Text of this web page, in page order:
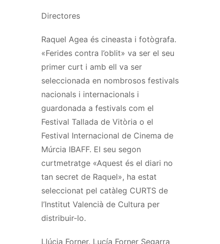
Directores
Raquel Agea és cineasta i fotògrafa.
«Ferides contra l’oblit» va ser el seu
primer curt i amb ell va ser
seleccionada en nombrosos festivals
nacionals i internacionals i
guardonada a festivals com el
Festival Tallada de Vitòria o el
Festival Internacional de Cinema de
Múrcia IBAFF. El seu segon
curtmetratge «Aquest és el diari no
tan secret de Raquel», ha estat
seleccionat pel catàleg CURTS de
l’Institut Valencià de Cultura per
distribuir-lo.
Llúcia Forner. Lucía Forner Segarra